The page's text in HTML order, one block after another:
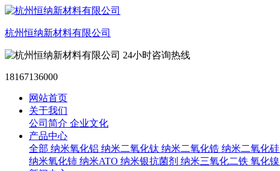
杭州恒纳新材料有限公司
24小时咨询热线
18167136000
网站首页
关于我们
公司简介 企业文化
产品中心
全部 纳米氧化铝 纳米二氧化钛 纳米二氧化锆 纳米二氧化硅
纳米氧化铈 纳米ATO 纳米银抗菌剂 纳米三氧化二铁 氧化镍